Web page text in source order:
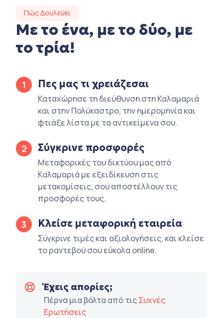
Πώς Δουλεύει
Με το ένα, με το δύο, με
το τρία!
1 Πες μας τι χρειάζεσαι
Καταχώρησε τη διεύθυνση στη Καλαμαριά
και στην Πολύκαστρο, την ημερομηνία και
φτιάξε λίστα με τα αντικείμενα σου.
2 Σύγκρινε προσφορές
Μεταφορικές του δικτύου μας από
Καλαμαριά με εξειδίκευση στις
μετακομίσεις, σου αποστέλλουν τις
προσφορές τους.
3 Κλείσε μεταφορική εταιρεία
Σύγκρινε τιμές και αξιολογήσεις, και κλείσε
το ραντεβού σου εύκολα online.
Έχεις απορίες;
Πέρνα μια βόλτα από τιςΣυχνές
Ερωτήσεις